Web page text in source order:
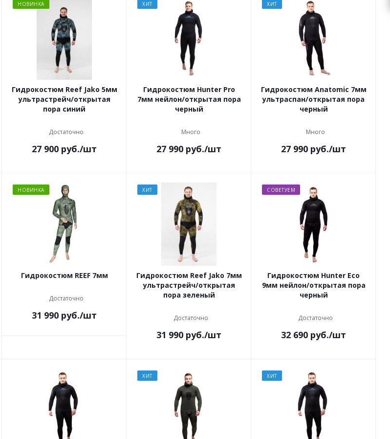
НОВИНКА
Гидрокостюм Reef Jako 5мм
ультрастрейч/открытая
пора синий
Достаточно
27 900 руб./шт
ХИТ
Гидрокостюм Hunter Pro
7мм нейлон/открытая пора
черный
Много
27 990 руб./шт
ХИТ
Гидрокостюм Anatomic 7мм
ультраспан/открытая пора
черный
Много
27 990 руб./шт
НОВИНКА
Гидрокостюм REEF 7мм
Достаточно
31 990 руб./шт
ХИТ
Гидрокостюм Reef Jako 7мм
ультрастрейч/открытая
пора зеленый
Достаточно
31 990 руб./шт
СОВЕТУЕМ
Гидрокостюм Hunter Eco
9мм нейлон/открытая пора
черный
Достаточно
32 690 руб./шт
ХИТ ХИТ